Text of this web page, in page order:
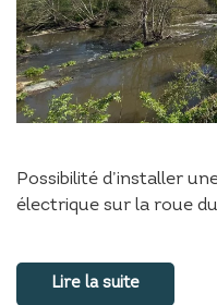
Possibilité d’installer
électrique sur la roue
Lire la suite